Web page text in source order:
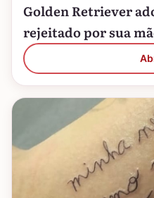
Golden Retriever
rejeitado por sua